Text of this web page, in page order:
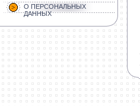
О ПЕРСОНАЛЬНЫХ
ДАННЫХ